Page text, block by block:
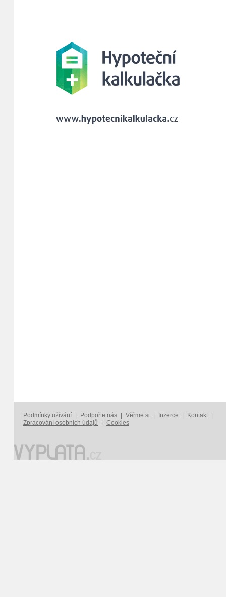
Podmínky užívání Podpořte nás Věřme si Inzerce Kontakt
Zpracování osobních údajů
Cookies